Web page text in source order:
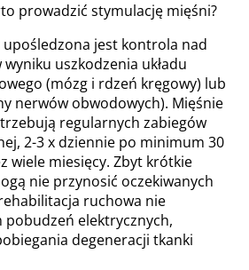
prowadzić stymulację mięśni?
upośledzona jest kontrola nad
uszkodzenia układu
(mózg i rdzeń kręgowy) lub
nerwów obwodowych). Mięśnie
regularnych zabiegów
2-3 x dziennie po minimum 30
wiele miesięcy. Zbyt krótkie
nie przynosić oczekiwanych
ruchowa nie
elektrycznych,
degeneracji tkanki